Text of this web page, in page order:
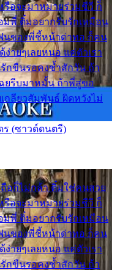
รือจะมาหมายร่วมชีวี ก็
มพี่ ติ๋มอยากรับรักเหมือน
นของพี่ชี้หน้าด่าทอ ก็คน
ายๆเลยหนอ แค่ตัวเรา
กขืนรอคงช้ำสักวัน ถ้า
ยรีบมาหมั้น ถ้าพี่สู่ขอ
กลียวสัมพันธ์ ผิดหวังไม่
(ซาวด์ดนตรี)
อก็ไม่กล้า ติ๋มใช่คนสวย
รือจะมาหมายร่วมชีวี ก็
มพี่ ติ๋มอยากรับรักเหมือน
นของพี่ชี้หน้าด่าทอ ก็คน
ายๆเลยหนอ แค่ตัวเรา
กขืนรอคงช้ำสักวัน ถ้า